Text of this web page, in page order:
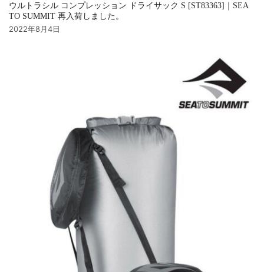
ウルトラシル コンプレッション ドライサック S [ST83363]｜SEA
TO SUMMIT 再入荷しました。
2022年8月4日